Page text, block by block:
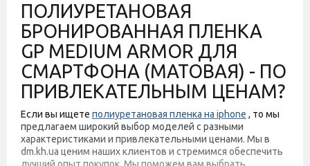
ПОЛИУРЕТАНОВАЯ
БРОНИРОВАННАЯ ПЛЕНКА
GP MEDIUM ARMOR ДЛЯ
СМАРТФОНА (МАТОВАЯ) - ПО
ПРИВЛЕКАТЕЛЬНЫМ ЦЕНАМ?
Если вы ищете полиуретановая пленка на iphone , то мы
предлагаем широкий выбор моделей с разными
характеристиками и привлекательными ценами. Мы в
dm.kh.ua ценим наших клиентов и стремимся обеспечить